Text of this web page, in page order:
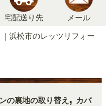
宅配送り先 メール
浜松市のレッツリフォー
の裏地の取り替え , カバ